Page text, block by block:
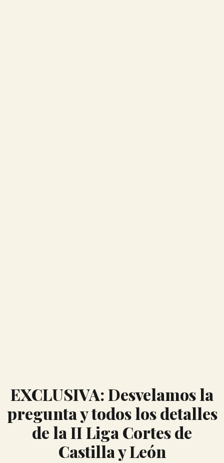
EXCLUSIVA: Desvelamos la
pregunta y todos los detalles
de la II Liga Cortes de
Castilla y León